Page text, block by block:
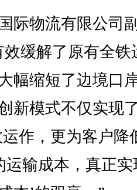
物流有限公司
缓解了原有全铁
幅缩短了边境口
新模式不仅实现
作，更为客户降
运输成本，真正实